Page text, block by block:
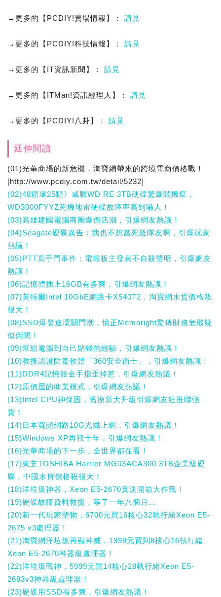
→更多的【PCDIY!賣場情報】： 請見
→更多的【PCDIY!科技情報】： 請見
→更多的【IT資訊新聞】： 請見
→更多的【ITMan!資訊經理人】： 請見
→更多的【PCDIY!八卦】： 請見
延伸閱讀
(01)光華商場的新危機，淘寶網帶來的跨境電商價格戰！
[http://www.pcdiy.com.tw/detail/5232]
(02)48顆壞25顆》威騰WD RE 3TB硬碟驚爆鬧機瘟，
WD3000FYYZ死機地雷硬碟故障率高到嚇人！
(03)高雄建國電腦商圈爆倒店潮，引爆網友熱議！
(04)Seagate硬碟廣告：我也不想當死雞隊友啊，引爆玩家
熱議！
(05)PTT寫手門事件：電蝦板主發表不自殺聲明，引爆網友
熱議！
(06)記憶體插上16GB有多爽，引爆網友熱議！
(07)英特爾Intel 10GbE網路卡X540T2，淘寶網水貨價格殺
很大！
(08)SSD爆發連環關門潮，憶正Memoright驚傳財務危機疑
似倒閉！
(09)幫組電腦到自己貼錢的經驗，引爆網友熱議！
(10)教授認證防毒軟體「360安全衛士」，引爆網友熱議！
(11)DDR4記憶體金手指歪掉惹，引爆網友熱議！
(12)原價屋的商業模式，引爆網友熱議！
(13)Intel CPU神保固，舊換新大升級引爆網友狂推聯強
貨！
(14)日本寬頻網路10G光纖上網，引爆網友熱議！
(15)Windows XP再戰十年，引爆網友熱議！
(16)光華商場的下一步，全世界都在看！
(17)東芝TOSHIBA Harrier MG03ACA300 3TB企業級硬
碟，中國水貨價格殺很大！
(18)洋垃圾神器，Xeon E5-2670實測開箱大作戰！
(19)硬碟故障資料救援，等了一年八個月...
(20)新一代玩家聖物，6700元買16核心32執行緒Xeon E5-
2675 v3處理器！
(21)淘寶網洋垃圾再顯神威，1999元買到8核心16執行緒
Xeon E5-2670神器級處理器！
(22)洋垃圾戰神，5999元買14核心28執行緒Xeon E5-
2683v3神器級處理器！
(23)硬碟用SSD有多爽，引爆網友熱議！